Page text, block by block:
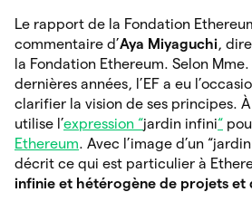
Le rapport de la Fondation
commentaire d’Aya Miyaguchi,
la Fondation Ethereum. Selon
dernières années, l’EF a eu
clarifier la vision de ses principes.
utilise l’expression “jardin infini“
Ethereum. Avec l’image d’un
décrit ce qui est particulier à
infinie et hétérogène de projets et